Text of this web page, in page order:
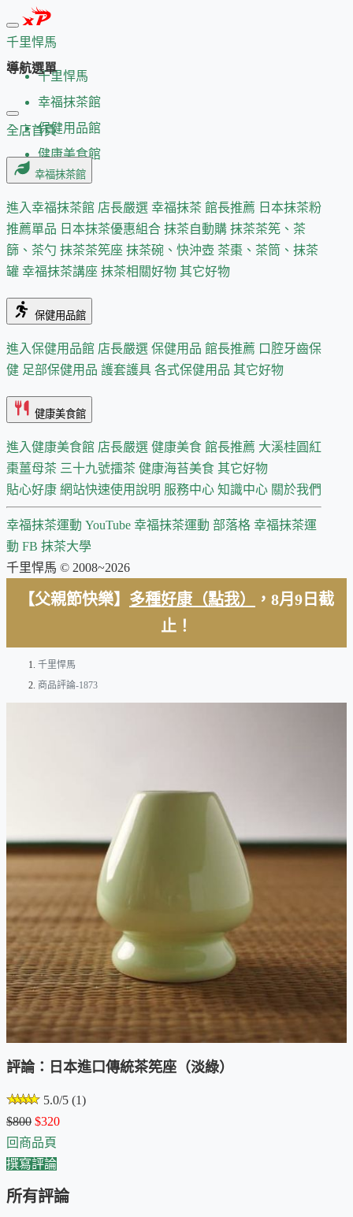
千里悍馬
千里悍馬
幸福抹茶館
保健用品館
健康美食館
導航選單
全店首頁
幸福抹茶館
進入幸福抹茶館 店長嚴選 幸福抹茶 館長推薦 日本抹茶粉
推薦單品 日本抹茶優惠組合 抹茶自動購 抹茶茶筅、茶
篩、茶勺 抹茶茶筅座 抹茶碗、快沖壺 茶棗、茶筒、抹茶
罐 幸福抹茶講座 抹茶相關好物 其它好物
保健用品館
進入保健用品館 店長嚴選 保健用品 館長推薦 口腔牙齒保
健 足部保健用品 護套護具 各式保健用品 其它好物
健康美食館
進入健康美食館 店長嚴選 健康美食 館長推薦 大溪桂圓紅
棗薑母茶 三十九號擂茶 健康海苔美食 其它好物
貼心好康 網站快速使用說明 服務中心 知識中心 關於我們
幸福抹茶運動 YouTube 幸福抹茶運動 部落格 幸福抹茶運
動 FB 抹茶大學
千里悍馬 © 2008~2026
【父親節快樂】 多種好康（點我）
，8月9日截
止！
千里悍馬
商品評論-1873
評論：日本進口傳統茶筅座（淡綠）
5.0/5 (1)
$800 $320
回商品頁
撰寫評論
所有評論